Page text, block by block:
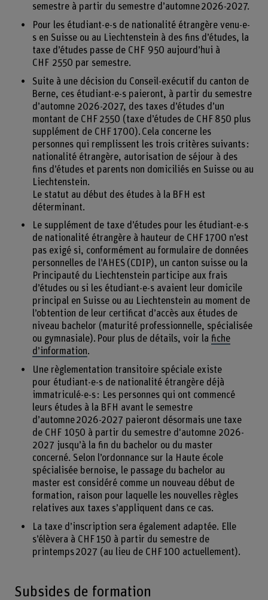
semestre à partir du semestre d’automne 2026-2027.
Pour les étudiant-e-s de nationalité étrangère venu-e-
s en Suisse ou au Liechtenstein à des fins d’études, la
taxe d’études passe de CHF 950 aujourd’hui à
CHF 2550 par semestre.
Suite à une décision du Conseil-exécutif du canton de
Berne, ces étudiant-e-s paieront, à partir du semestre
d’automne 2026-2027, des taxes d’études d’un
montant de CHF 2550 (taxe d’études de CHF 850 plus
supplément de CHF 1700). Cela concerne les
personnes qui remplissent les trois critères suivants :
nationalité étrangère, autorisation de séjour à des
fins d’études et parents non domiciliés en Suisse ou au
Liechtenstein.
Le statut au début des études à la BFH est
déterminant.
Le supplément de taxe d’études pour les étudiant-e-s
de nationalité étrangère à hauteur de CHF 1700 n’est
pas exigé si, conformément au formulaire de données
personnelles de l’AHES (CDIP), un canton suisse ou la
Principauté du Liechtenstein participe aux frais
d’études ou si les étudiant-e-s avaient leur domicile
principal en Suisse ou au Liechtenstein au moment de
l’obtention de leur certificat d’accès aux études de
niveau bachelor (maturité professionnelle, spécialisée
ou gymnasiale). Pour plus de détails, voir la fiche
d’information.
Une règlementation transitoire spéciale existe
pour étudiant-e-s de nationalité étrangère déjà
immatriculé-e-s : Les personnes qui ont commencé
leurs études à la BFH avant le semestre
d’automne 2026-2027 paieront désormais une taxe
de CHF 1050 à partir du semestre d'automne 2026-
2027 jusqu’à la fin du bachelor ou du master
concerné. Selon l’ordonnance sur la Haute école
spécialisée bernoise, le passage du bachelor au
master est considéré comme un nouveau début de
formation, raison pour laquelle les nouvelles règles
relatives aux taxes s’appliquent dans ce cas.
La taxe d’inscription sera également adaptée. Elle
s’élèvera à CHF 150 à partir du semestre de
printemps 2027 (au lieu de CHF 100 actuellement).
Subsides de formation